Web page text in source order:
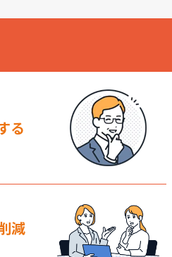
る
減